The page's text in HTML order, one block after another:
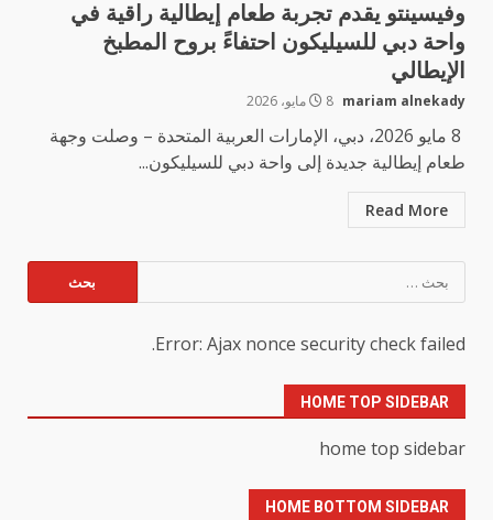
وفيسينتو يقدم تجربة طعام إيطالية راقية في
واحة دبي للسيليكون احتفاءً بروح المطبخ
الإيطالي
mariam alnekady 8 مايو، 2026
8 مايو 2026، دبي، الإمارات العربية المتحدة – وصلت وجهة
طعام إيطالية جديدة إلى واحة دبي للسيليكون...
Read More
عن:
Error: Ajax nonce security check failed.
HOME TOP SIDEBAR
home top sidebar
HOME BOTTOM SIDEBAR